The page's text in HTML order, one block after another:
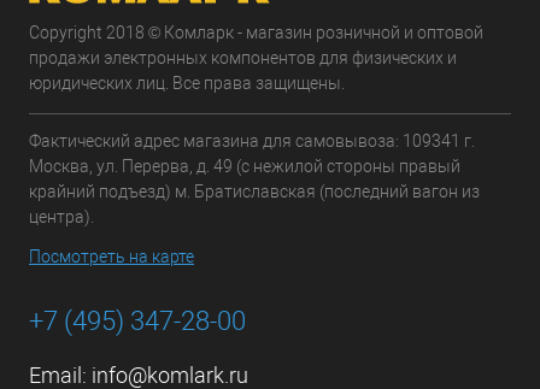
Copyright 2018 © Комларк - магазин розничной и оптовой
продажи электронных компонентов для физических и
юридических лиц. Все права защищены.
Фактический адрес магазина для самовывоза: 109341 г.
Москва, ул. Перерва, д. 49 (с нежилой стороны правый
крайний подъезд) м. Братиславская (последний вагон из
центра).
Посмотреть на карте
+7 (495) 347-28-00
Email: info@komlark.ru